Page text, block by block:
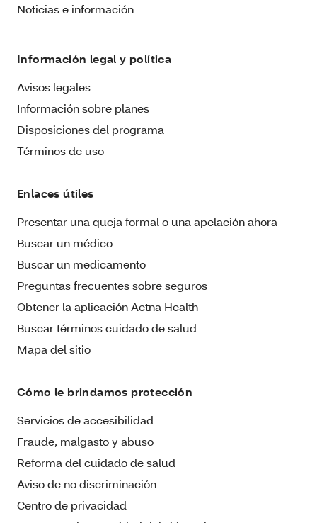
Noticias e información
Información legal y política
Avisos legales
Información sobre planes
Disposiciones del programa
Términos de uso
Enlaces útiles
Presentar una queja formal o una apelación ahora
Buscar un médico
Buscar un medicamento
Preguntas frecuentes sobre seguros
Obtener la aplicación Aetna Health
Buscar términos cuidado de salud
Mapa del sitio
Cómo le brindamos protección
Servicios de accesibilidad
Fraude, malgasto y abuso
Reforma del cuidado de salud
Aviso de no discriminación
Centro de privacidad